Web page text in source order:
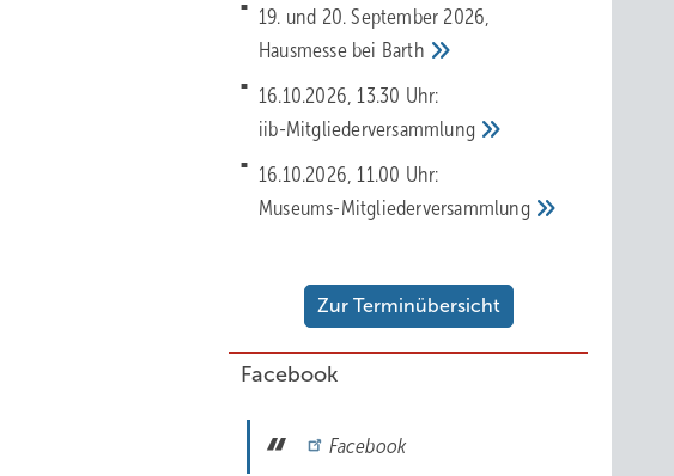
19. und 20. September 2026,
Hausmesse bei Barth
16.10.2026, 13.30 Uhr:
iib-Mitgliederversammlung
16.10.2026, 11.00 Uhr:
Museums-Mitgliederversammlung
Zur Terminübersicht
Facebook
Facebook